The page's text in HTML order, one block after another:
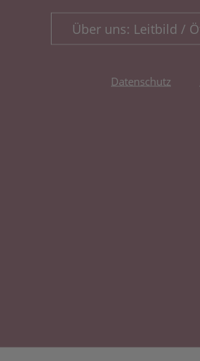
Über uns: Leitbild /
Datenschutz